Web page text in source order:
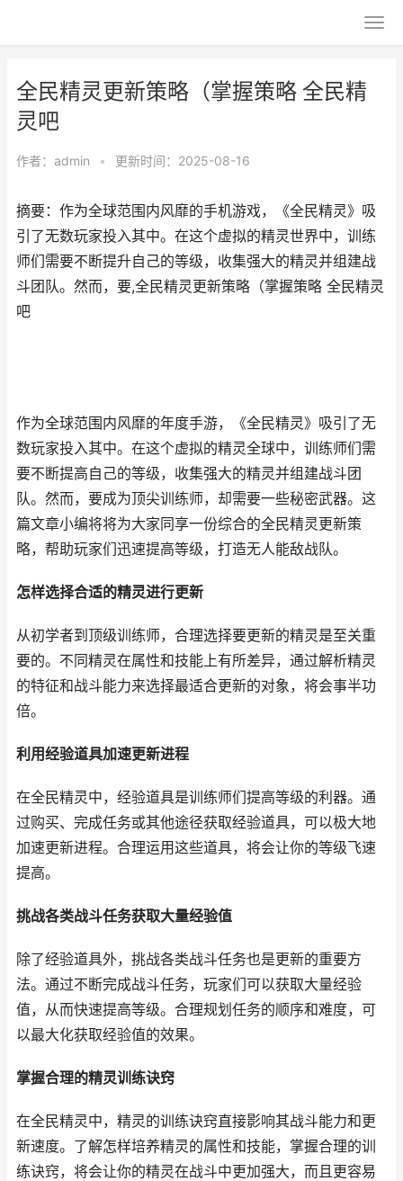
全民精灵更新策略（掌握策略 全民精
灵吧
作者： admin • 更新时间：2025-08-16
摘要：作为全球范围内风靡的手机游戏，《全民精灵》吸
引了无数玩家投入其中。在这个虚拟的精灵世界中，训练
师们需要不断提升自己的等级，收集强大的精灵并组建战
斗团队。然而，要,全民精灵更新策略（掌握策略 全民精灵
吧
作为全球范围内风靡的年度手游，《全民精灵》吸引了无
数玩家投入其中。在这个虚拟的精灵全球中，训练师们需
要不断提高自己的等级，收集强大的精灵并组建战斗团
队。然而，要成为顶尖训练师，却需要一些秘密武器。这
篇文章小编将将为大家同享一份综合的全民精灵更新策
略，帮助玩家们迅速提高等级，打造无人能敌战队。
怎样选择合适的精灵进行更新
从初学者到顶级训练师，合理选择要更新的精灵是至关重
要的。不同精灵在属性和技能上有所差异，通过解析精灵
的特征和战斗能力来选择最适合更新的对象，将会事半功
倍。
利用经验道具加速更新进程
在全民精灵中，经验道具是训练师们提高等级的利器。通
过购买、完成任务或其他途径获取经验道具，可以极大地
加速更新进程。合理运用这些道具，将会让你的等级飞速
提高。
挑战各类战斗任务获取大量经验值
除了经验道具外，挑战各类战斗任务也是更新的重要方
法。通过不断完成战斗任务，玩家们可以获取大量经验
值，从而快速提高等级。合理规划任务的顺序和难度，可
以最大化获取经验值的效果。
掌握合理的精灵训练诀窍
在全民精灵中，精灵的训练诀窍直接影响其战斗能力和更
新速度。了解怎样培养精灵的属性和技能，掌握合理的训
练诀窍，将会让你的精灵在战斗中更加强大，而且更容易